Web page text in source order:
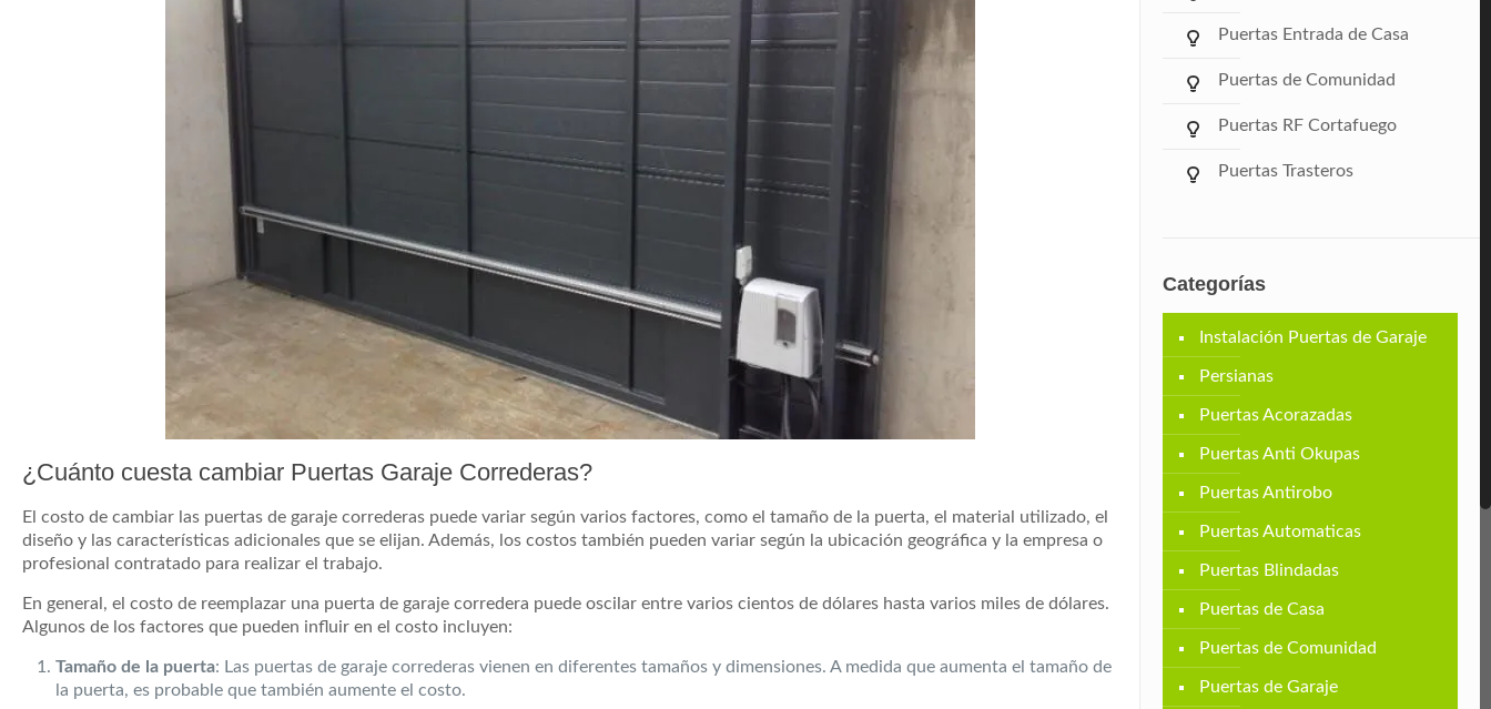
¿Cuánto cuesta cambiar Puertas Garaje Correderas?
El costo de cambiar las puertas de garaje correderas puede variar según varios factores, como el tamaño de la puerta, el material utilizado, el
diseño y las características adicionales que se elijan. Además, los costos también pueden variar según la ubicación geográfica y la empresa o
profesional contratado para realizar el trabajo.
En general, el costo de reemplazar una puerta de garaje corredera puede oscilar entre varios cientos de dólares hasta varios miles de dólares.
Algunos de los factores que pueden influir en el costo incluyen:
Tamaño de la puerta: Las puertas de garaje correderas vienen en diferentes tamaños y dimensiones. A medida que aumenta el tamaño de
la puerta, es probable que también aumente el costo.
Puertas Entrada de Casa
Puertas de Comunidad
Puertas RF Cortafuego
Puertas Trasteros
Categorías
Instalación Puertas de Garaje
Persianas
Puertas Acorazadas
Puertas Anti Okupas
Puertas Antirobo
Puertas Automaticas
Puertas Blindadas
Puertas de Casa
Puertas de Comunidad
Puertas de Garaje